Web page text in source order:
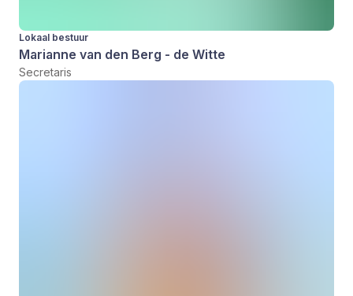
Lokaal bestuur
Marianne van den Berg - de Witte
Secretaris